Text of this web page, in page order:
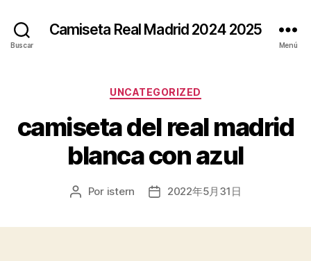
Buscar
Camiseta Real Madrid 2024 2025
Menú
Categorías
UNCATEGORIZED
camiseta del real madrid
blanca con azul
Autor
Por istern
Fecha2022年5月31日